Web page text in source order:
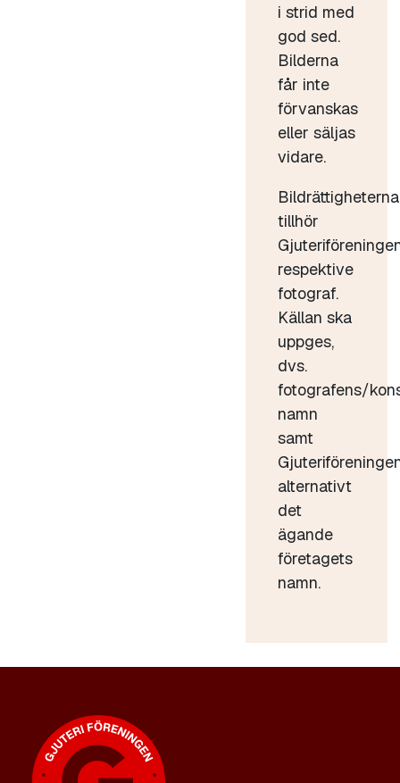
i strid med
god sed.
Bilderna
får inte
förvanskas
eller säljas
vidare.
Bildrättigheterna
tillhör
respektive
fotograf.
Källan ska
uppges,
dvs.
fotografens/
namn
samt
alternativt
det
ägande
företagets
namn.